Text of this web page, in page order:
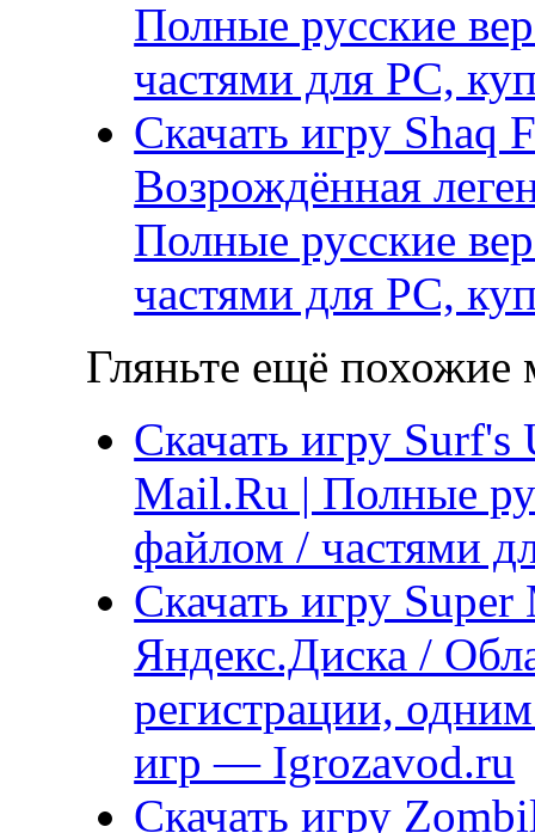
Полные русские
частями для PC,
Скачать игру
Возрождённая
Полные русские
частями для PC,
Гляньте ещё похожие
Скачать игру
Mail.Ru | Полные
файлом / частями
Скачать игру
Яндекс.Диска /
регистрации,
игр — Igrozavod.ru
Скачать игру